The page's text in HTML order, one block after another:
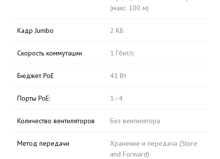
(макс. 100 м)
Кадр Jumbo 2 КБ
Скорость коммутации 1 Гбит/с
Бюджет PoE 41 Вт
Порты PoE: 1–4
Количество вентиляторов Без вентилятора
Метод передачи
Хранение и передача (Store
and Forward)